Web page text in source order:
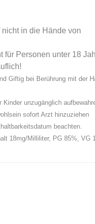
in die Hände von
für Personen unter 18
Giftig bei Berührung mit der
Kinder unzugänglich
sofort Arzt hinzuziehen
beachten.
18mg/Milliliter, PG 85%, VG